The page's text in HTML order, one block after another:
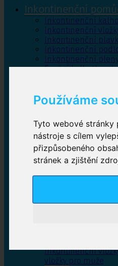
Používáme
Tyto webové stránky
nástroje s cílem
přizpůsobeného
stránek a zjištění
Inkontinenční
Inkontinenční
Inkontinenční
Inkontinenční
Inkontinenční
Inkontinenční
Fixační kalhotky a
Bylinky
Plenkové kalhotky
zalepovací,
Inkontinenční
Inkontinenční
vložky pro muže